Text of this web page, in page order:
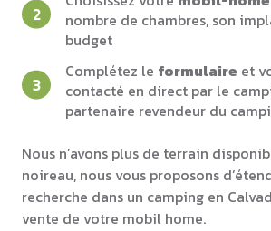
nombre de chambres, son
budget
Complétez le formulaire et
contacté en direct par le
partenaire revendeur du
Nous n’avons plus de terrain
noireau, nous vous proposons
recherche dans un camping en
vente de votre mobil home.